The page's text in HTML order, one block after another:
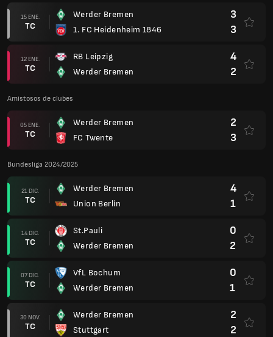
15 ENE.
TC
Werder Bremen
1. FC Heidenheim 1846
3
3
12 ENE.
TC
RB Leipzig
Werder Bremen
4
2
Amistosos de clubes
05 ENE.
TC
Werder Bremen
FC Twente
2
3
Bundesliga 2024/2025
21 DIC.
TC
Werder Bremen
Union Berlin
4
1
14 DIC.
TC
St.Pauli
Werder Bremen
0
2
07 DIC.
TC
VfL Bochum
Werder Bremen
0
1
30 NOV.
TC
Werder Bremen
Stuttgart
2
2